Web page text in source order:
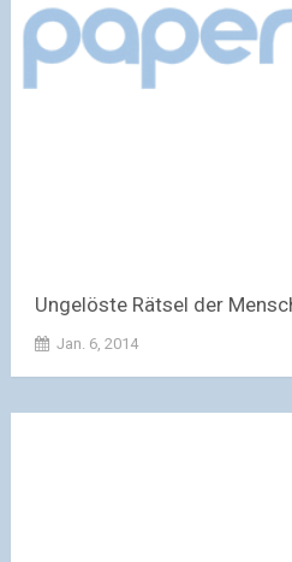
Ungelöste Rätsel der
Jan. 6, 2014